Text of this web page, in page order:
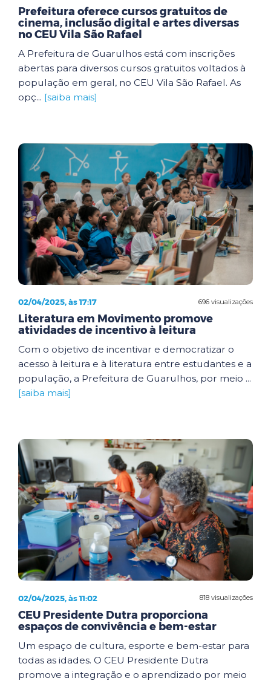
Prefeitura oferece cursos gratuitos de
cinema, inclusão digital e artes diversas
no CEU Vila São Rafael
A Prefeitura de Guarulhos está com inscrições
abertas para diversos cursos gratuitos voltados à
população em geral, no CEU Vila São Rafael. As
opç... [saiba mais]
696 visualizações
02/04/2025, às 17:17
Literatura em Movimento promove
atividades de incentivo à leitura
Com o objetivo de incentivar e democratizar o
acesso à leitura e à literatura entre estudantes e a
população, a Prefeitura de Guarulhos, por meio ...
[saiba mais]
818 visualizações
02/04/2025, às 11:02
CEU Presidente Dutra proporciona
espaços de convivência e bem-estar
Um espaço de cultura, esporte e bem-estar para
todas as idades. O CEU Presidente Dutra
promove a integração e o aprendizado por meio